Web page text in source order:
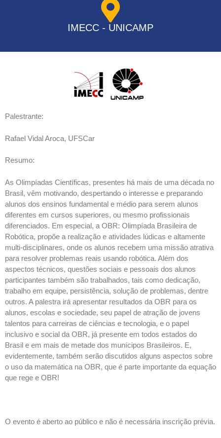
IMECC - UNICAMP
Palestrante:
Rafael Vidal Aroca, UFSCar
Resumo:
As Olimpíadas Científicas, presentes há mais de uma década no
Brasil, vêm motivando, despertando o interesse e preparando
alunos dos ensinos fundamental e médio para serem alunos
diferentes em cursos superiores, ou mesmo profissionais
diferenciados. Em especial, a OBR: Olimpíada Brasileira de
Robótica, propõe a realização e atividades lúdicas e altamente
multi-disciplinares, onde os alunos recebem uma missão atrativa
para resolver problemas reais usando robótica. Além dos
aspectos técnicos, questões sociais e pessoais dos alunos
participantes também são trabalhados, tais como dedicação,
trabalho em equipe, persistência, solução de problemas, dentre
outros. A palestra irá apresentar resultados da OBR para os
alunos, escolas e sociedade, seu papel de atração de jovens
talentos para carreiras de ciências e tecnologia, e o papel
inclusivo e social da OBR, já presente em todos estados do
Brasil e em mais de metade dos munícipos Brasileiros. E,
evidentemente, também serão discutidos alguns aspectos sobre
o uso da matemática na OBR, que é parte importante da equação
que rege e OBR!
O evento é aberto ao público e não é necessária inscrição prévia.